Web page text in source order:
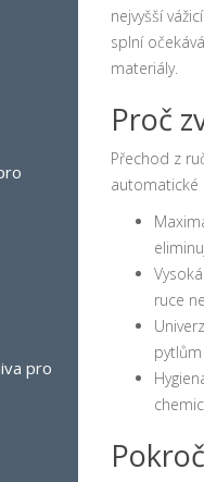
pro
nejvyšší
splní
materiály.
Proč
Přechod z
automatické
ruce